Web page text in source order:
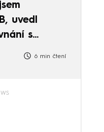
uvedl
s
6 min čtení